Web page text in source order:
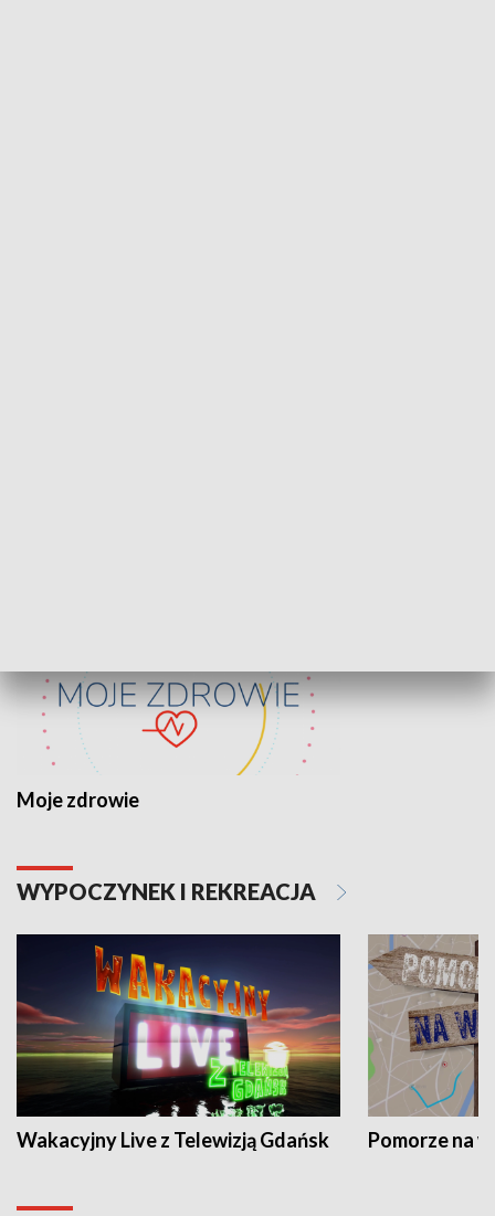
Moje zdrowie
WYPOCZYNEK I REKREACJA
Wakacyjny Live z Telewizją Gdańsk Pomorze na